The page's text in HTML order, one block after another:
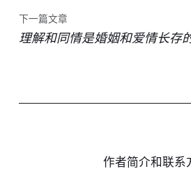
下一篇文章
理解和同情是婚姻和爱情长存
作者简介和联系